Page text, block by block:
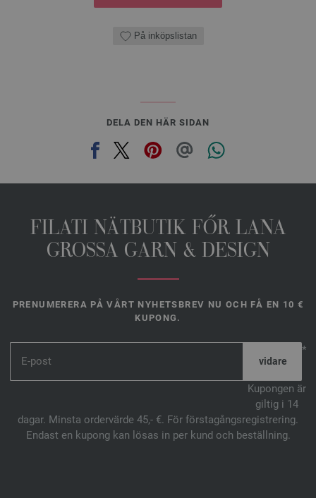
På inköpslistan
DELA DEN HÄR SIDAN
FILATI NÄTBUTIK FŐR LANA
GROSSA GARN & DESIGN
PRENUMERERA PÅ VÅRT NYHETSBREV NU OCH FÅ EN 10 €
KUPONG.
*
Kupongen är
giltig i 14
dagar. Minsta ordervärde 45,- €. För förstagångsregistrering.
Endast en kupong kan lösas in per kund och beställning.